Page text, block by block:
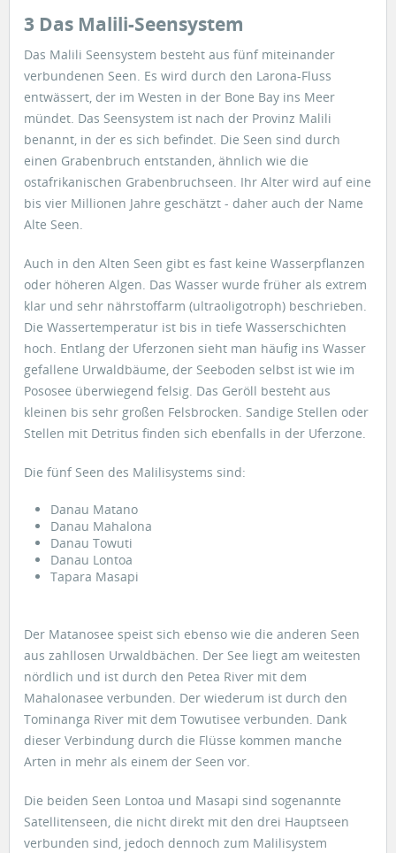
3 Das Malili-Seensystem
Das Malili Seensystem besteht aus fünf miteinander
verbundenen Seen. Es wird durch den Larona-Fluss
entwässert, der im Westen in der Bone Bay ins Meer
mündet. Das Seensystem ist nach der Provinz Malili
benannt, in der es sich befindet. Die Seen sind durch
einen Grabenbruch entstanden, ähnlich wie die
ostafrikanischen Grabenbruchseen. Ihr Alter wird auf eine
bis vier Millionen Jahre geschätzt - daher auch der Name
Alte Seen.
Auch in den Alten Seen gibt es fast keine Wasserpflanzen
oder höheren Algen. Das Wasser wurde früher als extrem
klar und sehr nährstoffarm (ultraoligotroph) beschrieben.
Die Wassertemperatur ist bis in tiefe Wasserschichten
hoch. Entlang der Uferzonen sieht man häufig ins Wasser
gefallene Urwaldbäume, der Seeboden selbst ist wie im
Pososee überwiegend felsig. Das Geröll besteht aus
kleinen bis sehr großen Felsbrocken. Sandige Stellen oder
Stellen mit Detritus finden sich ebenfalls in der Uferzone.
Die fünf Seen des Malilisystems sind:
Danau Matano
Danau Mahalona
Danau Towuti
Danau Lontoa
Tapara Masapi
Der Matanosee speist sich ebenso wie die anderen Seen
aus zahllosen Urwaldbächen. Der See liegt am weitesten
nördlich und ist durch den Petea River mit dem
Mahalonasee verbunden. Der wiederum ist durch den
Tominanga River mit dem Towutisee verbunden. Dank
dieser Verbindung durch die Flüsse kommen manche
Arten in mehr als einem der Seen vor.
Die beiden Seen Lontoa und Masapi sind sogenannte
Satellitenseen, die nicht direkt mit den drei Hauptseen
verbunden sind, jedoch dennoch zum Malilisystem